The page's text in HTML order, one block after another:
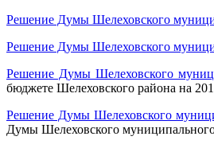
Решение Думы Шелеховского
Решение Думы Шелеховского
Решение Думы Шелеховского
бюджете Шелеховского района на
Решение Думы Шелеховского
Думы Шелеховского